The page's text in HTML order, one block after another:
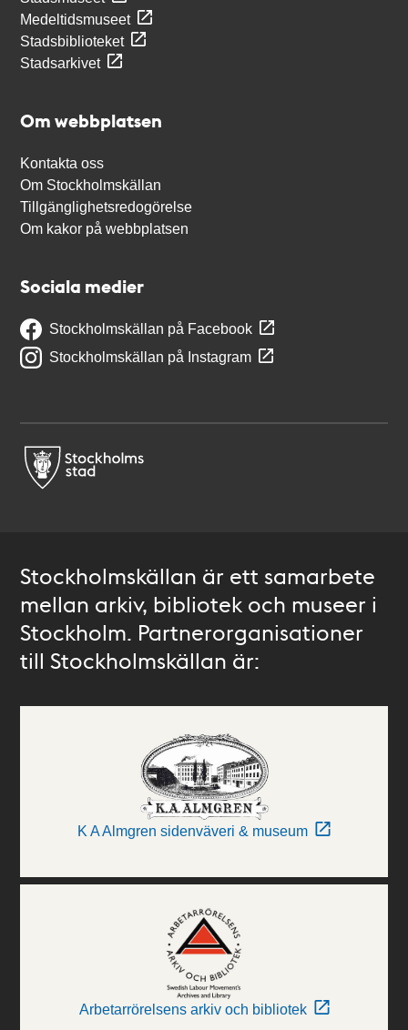
Medeltidsmuseet
Stadsbiblioteket
Stadsarkivet
Om webbplatsen
Kontakta oss
Om Stockholmskällan
Tillgänglighetsredogörelse
Om kakor på webbplatsen
Sociala medier
Stockholmskällan på Facebook
Stockholmskällan på Instagram
Stockholmskällan är ett samarbete
mellan arkiv, bibliotek och museer i
Stockholm. Partnerorganisationer
till Stockholmskällan är:
K A Almgren sidenväveri & museum
Arbetarrörelsens arkiv och bibliotek